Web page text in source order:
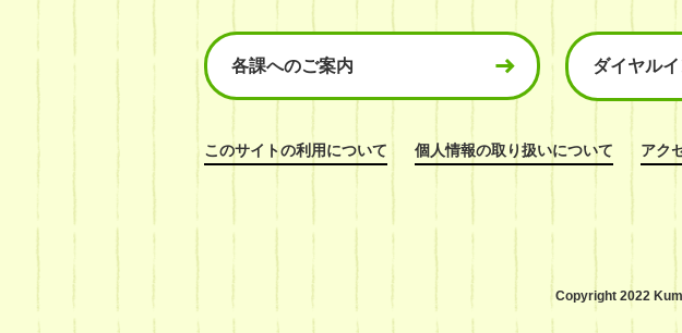
各課へのご案内 ダイヤル
このサイトの利用について 個人情報の取り扱いについて アク
Copyright 2022